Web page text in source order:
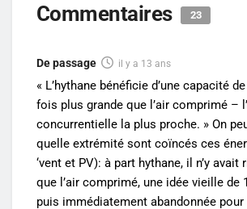
Commentaires 23
De passage il y a 13 ans
« L’hythane bénéficie d’une capacité
fois plus grande que l’air comprimé –
concurrentielle la plus proche. » On
quelle extrémité sont coïncés ces
‘vent et PV): à part hythane, il n’y avait
que l’air comprimé, une idée vieille de
puis immédiatement abandonnée